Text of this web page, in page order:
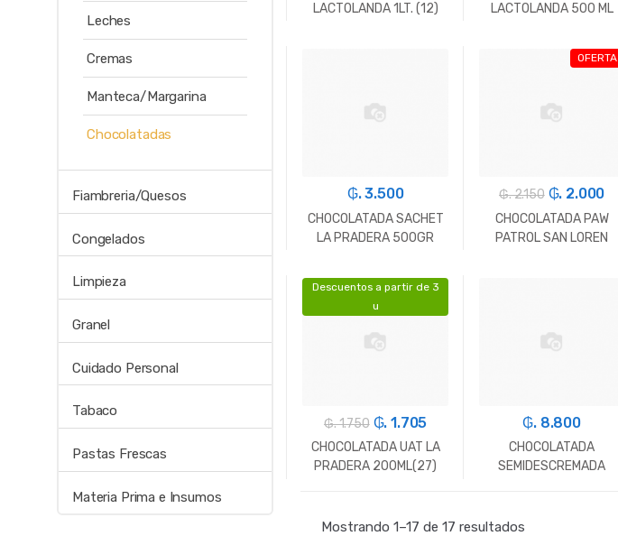
LACTOLANDA 1LT. (12)
LACTOLANDA 500 ML
+
₲. 3.500
CHOCOLATADA SACHET
LA PRADERA 500GR
- Un. +
OFERTA
₲. 2.150 ₲. 2.000
CHOCOLATADA PAW
PATROL SAN LOREN
Descuentos a partir de 3
u
₲. 1.750 ₲. 1.705
CHOCOLATADA UAT LA
PRADERA 200ML(27)
₲. 8.800
CHOCOLATADA
SEMIDESCREMADA
Mostrando 1–17 de 17 resultados
Leches
Cremas
Manteca/Margarina
Chocolatadas
Fiambreria/Quesos
Congelados
Limpieza
Granel
Cuidado Personal
Tabaco
Pastas Frescas
Materia Prima e Insumos